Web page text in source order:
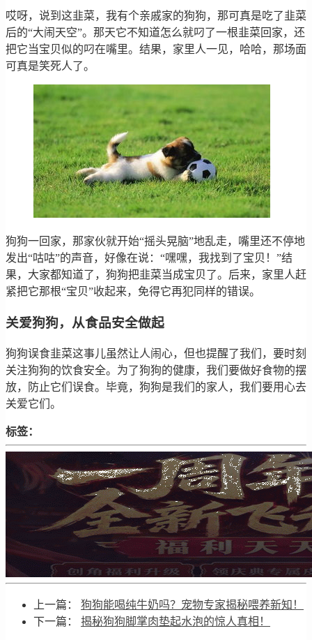
哎呀，说到这韭菜，我有个亲戚家的狗狗，那可真是吃了韭菜
后的“大闹天空”。那天它不知道怎么就叼了一根韭菜回家，还
把它当宝贝似的叼在嘴里。结果，家里人一见，哈哈，那场面
可真是笑死人了。
狗狗一回家，那家伙就开始“摇头晃脑”地乱走，嘴里还不停地
发出“咕咕”的声音，好像在说：“嘿嘿，我找到了宝贝！”结
果，大家都知道了，狗狗把韭菜当成宝贝了。后来，家里人赶
紧把它那根“宝贝”收起来，免得它再犯同样的错误。
关爱狗狗，从食品安全做起
狗狗误食韭菜这事儿虽然让人闹心，但也提醒了我们，要时刻
关注狗狗的饮食安全。为了狗狗的健康，我们要做好食物的摆
放，防止它们误食。毕竟，狗狗是我们的家人，我们要用心去
关爱它们。
标签：
上一篇： 狗狗能喝纯牛奶吗？宠物专家揭秘喂养新知！
下一篇： 揭秘狗狗脚掌肉垫起水泡的惊人真相！